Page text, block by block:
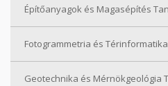
Építőanyagok és Magasépítés
Fotogrammetria és
Geotechnika és Mérnökgeológia